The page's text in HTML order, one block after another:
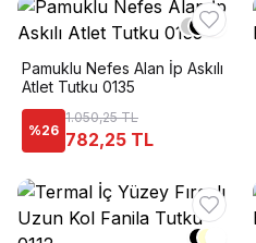
+ 2
Pamuklu Nefes Alan İp Askılı
Atlet Tutku 0135
%26
1.050,25 TL
782,25 TL